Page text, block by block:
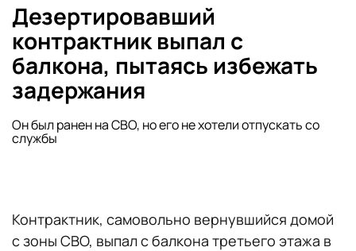
Дезертировавший
контрактник выпал с
балкона, пытаясь избежать
задержания
Он был ранен на СВО, но его не хотели отпускать со
службы
Контрактник, самовольно вернувшийся домой
с зоны СВО, выпал с балкона третьего этажа в